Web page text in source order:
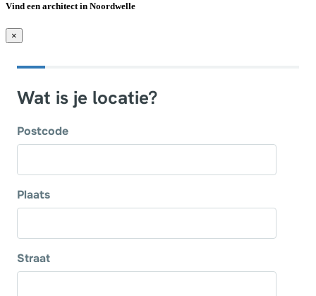
Vind een architect in Noordwelle
×